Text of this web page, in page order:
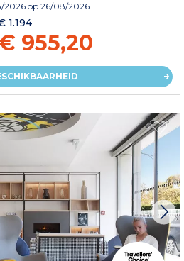
2026 op 26/08/2026
1.194
955,20